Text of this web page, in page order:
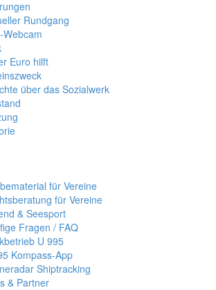
Rundgang
Webcam
Euro hilft
über das Sozialwerk
für Vereine
für Vereine
& Seesport
Fragen / FAQ
U 995
Kompass-App
Shiptracking
& Partner